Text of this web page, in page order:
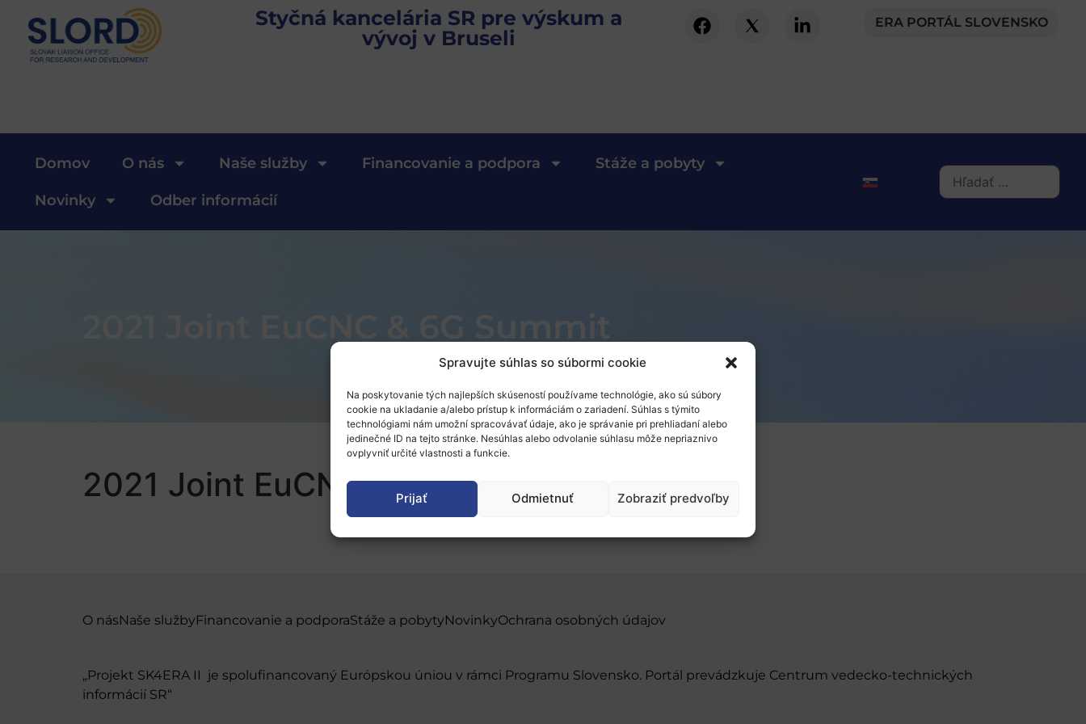
Spravujte súhlas so súbormi cookie
Na poskytovanie tých najlepších skúseností používame technológie, ako sú súbory
cookie na ukladanie a/alebo prístup k informáciám o zariadení. Súhlas s týmito
technológiami nám umožní spracovávať údaje, ako je správanie pri prehliadaní alebo
jedinečné ID na tejto stránke. Nesúhlas alebo odvolanie súhlasu môže nepriaznivo
ovplyvniť určité vlastnosti a funkcie.
Prijať Odmietnuť Zobraziť predvoľby
Styčná kancelária SR pre výskum a
vývoj v Bruseli
ERA PORTÁL SLOVENSKO
Domov O nás Naše služby Financovanie a podpora Stáže a pobyty
Novinky Odber informácií
2021 Joint EuCNC & 6G Summit
2021 Joint EuCNC & 6G Summit
O násNaše službyFinancovanie a podporaStáže a pobytyNovinkyOchrana osobných údajov
„Projekt SK4ERA II je spolufinancovaný Európskou úniou v rámci Programu Slovensko. Portál prevádzkuje Centrum vedecko-technických
informácií SR“